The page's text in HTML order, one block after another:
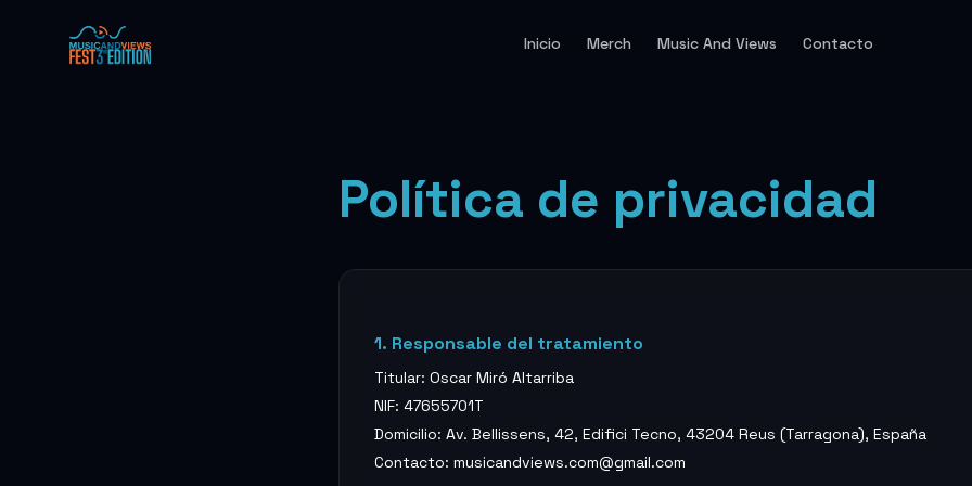
Inicio Merch Music And Views Contacto
Política de privacidad
1. Responsable del tratamiento
Titular: Oscar Miró Altarriba
NIF: 47655701T
Domicilio: Av. Bellissens, 42, Edifici Tecno, 43204 Reus (Tarragona), España
Contacto: musicandviews.com@gmail.com